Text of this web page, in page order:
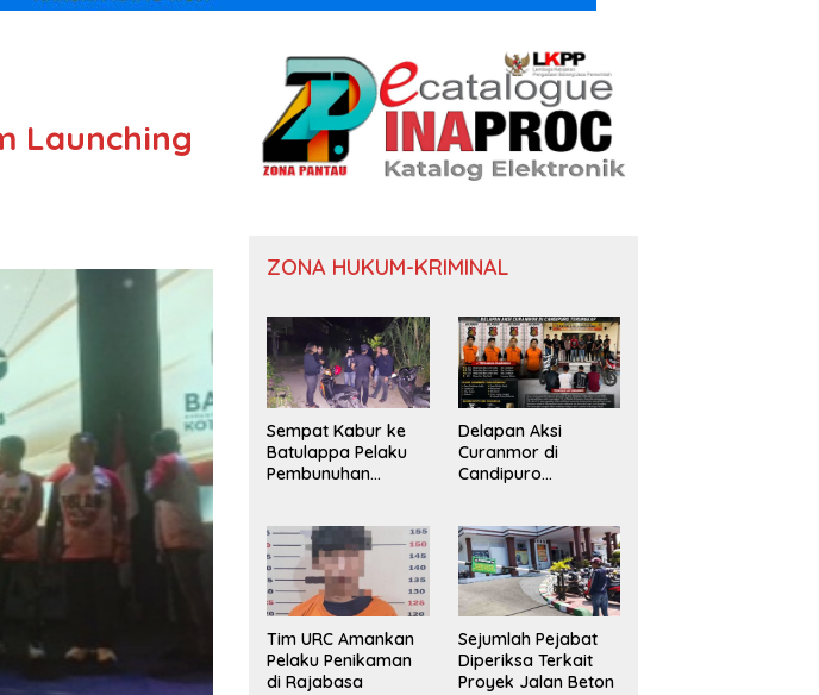
Launching
ZONA HUKUM-KRIMINAL
Sempat Kabur ke
Batulappa Pelaku
Pembunuhan
Ditangkap Polisi
Delapan Aksi
Curanmor di
Candipuro
Tim URC Amankan
Pelaku Penikaman
di Rajabasa
Sejumlah Pejabat
Diperiksa Terkait
Proyek Jalan Beton